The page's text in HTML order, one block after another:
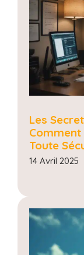
Les
Comment
Toute
14 Avril 2025